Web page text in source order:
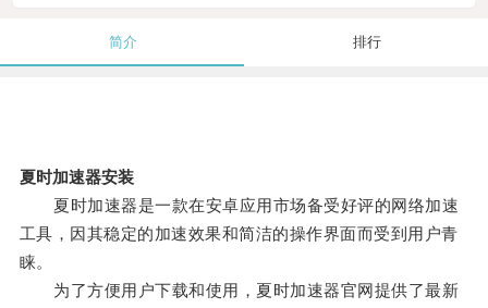
简介 排行
夏时加速器安装
夏时加速器是一款在安卓应用市场备受好评的网络加速
工具，因其稳定的加速效果和简洁的操作界面而受到用户青
睐。
为了方便用户下载和使用，夏时加速器官网提供了最新